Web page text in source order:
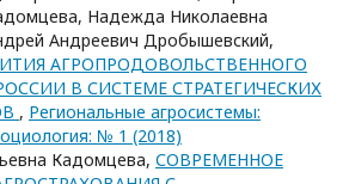
Надежда Николаевна
Андреевич Дробышевский,
АГРОПРОДОВОЛЬСТВЕННОГО
В СИСТЕМЕ СТРАТЕГИЧЕСКИХ
, Региональные агросистемы:
№ 1 (2018)
Кадомцева, СОВРЕМЕННОЕ